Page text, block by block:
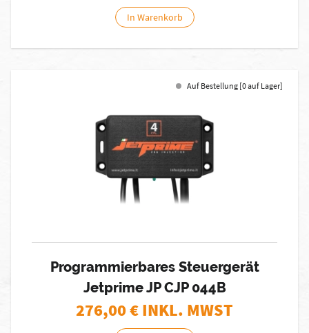
In Warenkorb
Auf Bestellung [0 auf Lager]
Programmierbares Steuergerät
Jetprime JP CJP 044B
276,00€ INKL. MWST